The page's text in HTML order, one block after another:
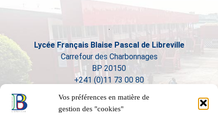
Vos préférences en matière de
gestion des "cookies"
Lycée Français Blaise Pascal de Libreville
Carrefour des Charbonnages
BP 20150
+241 (0)11 73 00 80